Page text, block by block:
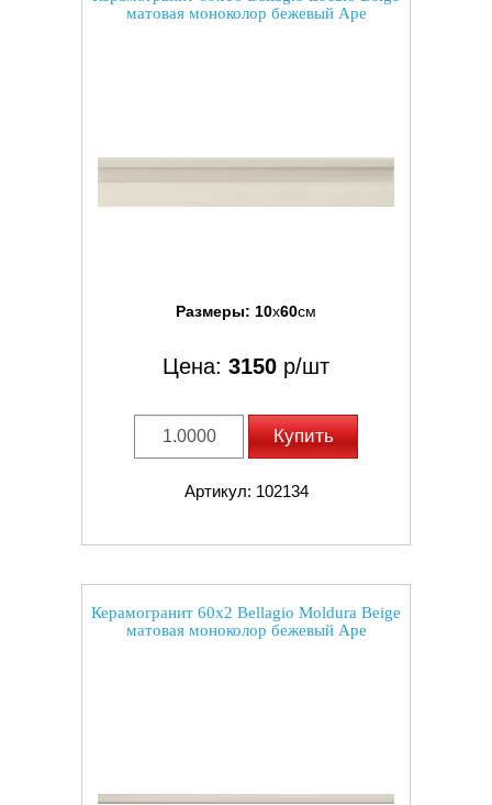
матовая моноколор бежевый Ape
Размеры: 10x60см
Цена: 3150 р/шт
Купить
Артикул: 102134
Керамогранит 60x2 Bellagio Moldura Beige
матовая моноколор бежевый Ape